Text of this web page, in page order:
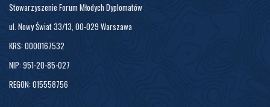
Stowarzyszenie Forum Młodych Dyplomatów
ul. Nowy Świat 33/13, 00-029 Warszawa
KRS: 0000167532
NIP: 951-20-85-027
REGON: 015558756